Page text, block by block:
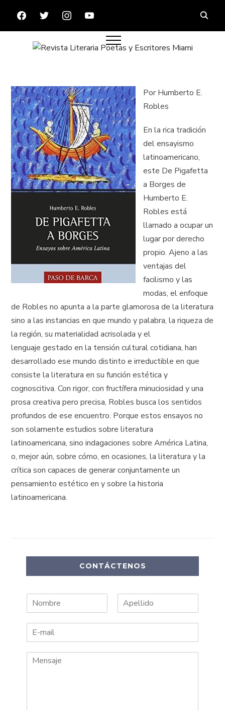
FACEBOOKTWITTERINSTAGRAMYOUTUBE
Por Humberto E.
Robles
En la rica tradición
del ensayismo
latinoamericano,
este De Pigafetta
a Borges de
Humberto E.
Robles está
llamado a ocupar un
lugar por derecho
propio. Ajeno a las
ventajas del
facilismo y las
modas, el enfoque
de Robles no apunta a la parte glamorosa de la literatura
sino a las instancias en que mundo y palabra, la riqueza de
la región, su materialidad acrisolada y el
lenguaje gestado en la tensión cultural cotidiana, han
desarrollado ese mundo distinto e irreductible en que
consiste la literatura en su función estética y
cognoscitiva. Con rigor, con fructífera minuciosidad y una
prosa creativa pero precisa, Robles busca los sentidos
profundos de ese encuentro. Porque estos ensayos no
son solamente estudios sobre literatura
latinoamericana, sino indagaciones sobre América Latina,
o, mejor aún, sobre cómo, en ocasiones, la literatura y la
crítica son capaces de generar conjuntamente un
pensamiento estético en y sobre la historia
latinoamericana.
CONTÁCTENOS
o
b
p
l